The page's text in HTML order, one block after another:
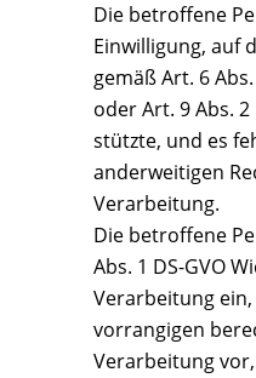
Die betroffene
Einwilligung, auf
gemäß Art. 6
oder Art. 9 Abs. 2
stützte, und es
anderweitigen
Verarbeitung.
Die betroffene
Abs. 1 DS-GVO
Verarbeitung
vorrangigen
Verarbeitung